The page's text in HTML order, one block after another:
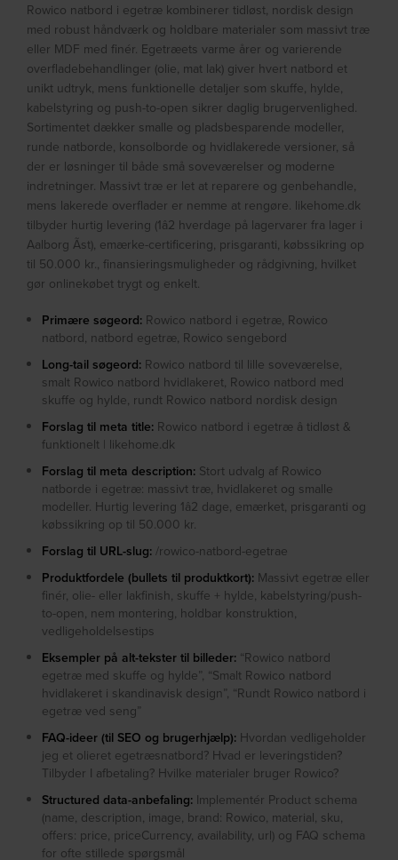
Rowico natbord i egetræ kombinerer tidløst, nordisk design
med robust håndværk og holdbare materialer som massivt træ
eller MDF med finér. Egetræets varme årer og varierende
overfladebehandlinger (olie, mat lak) giver hvert natbord et
unikt udtryk, mens funktionelle detaljer som skuffe, hylde,
kabelstyring og push-to-open sikrer daglig brugervenlighed.
Sortimentet dækker smalle og pladsbesparende modeller,
runde natborde, konsolborde og hvidlakerede versioner, så
der er løsninger til både små soveværelser og moderne
indretninger. Massivt træ er let at reparere og genbehandle,
mens lakerede overflader er nemme at rengøre. likehome.dk
tilbyder hurtig levering (1â2 hverdage på lagervarer fra lager i
Aalborg Ãst), emærke-certificering, prisgaranti, købssikring op
til 50.000 kr., finansieringsmuligheder og rådgivning, hvilket
gør onlinekøbet trygt og enkelt.
Primære søgeord: Rowico natbord i egetræ, Rowico
natbord, natbord egetræ, Rowico sengebord
Long-tail søgeord: Rowico natbord til lille soveværelse,
smalt Rowico natbord hvidlakeret, Rowico natbord med
skuffe og hylde, rundt Rowico natbord nordisk design
Forslag til meta title: Rowico natbord i egetræ â tidløst &
funktionelt | likehome.dk
Forslag til meta description: Stort udvalg af Rowico
natborde i egetræ: massivt træ, hvidlakeret og smalle
modeller. Hurtig levering 1â2 dage, emærket, prisgaranti og
købssikring op til 50.000 kr.
Forslag til URL-slug: /rowico-natbord-egetrae
Produktfordele (bullets til produktkort): Massivt egetræ eller
finér, olie- eller lakfinish, skuffe + hylde, kabelstyring/push-
to-open, nem montering, holdbar konstruktion,
vedligeholdelsestips
Eksempler på alt-tekster til billeder: “Rowico natbord
egetræ med skuffe og hylde”, “Smalt Rowico natbord
hvidlakeret i skandinavisk design”, “Rundt Rowico natbord i
egetræ ved seng”
FAQ-ideer (til SEO og brugerhjælp): Hvordan vedligeholder
jeg et olieret egetræsnatbord? Hvad er leveringstiden?
Tilbyder I afbetaling? Hvilke materialer bruger Rowico?
Structured data-anbefaling: Implementér Product schema
(name, description, image, brand: Rowico, material, sku,
offers: price, priceCurrency, availability, url) og FAQ schema
for ofte stillede spørgsmål